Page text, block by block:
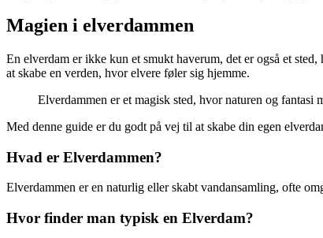
Magien i elverdammen
En elverdam er ikke kun et smukt haverum, det er også et
at skabe en verden, hvor elvere føler sig hjemme.
Elverdammen er et magisk sted, hvor naturen og fantasi
Med denne guide er du godt på vej til at skabe din egen
Hvad er Elverdammen?
Elverdammen er en naturlig eller skabt vandansamling, ofte
Hvor finder man typisk en Elverdam?